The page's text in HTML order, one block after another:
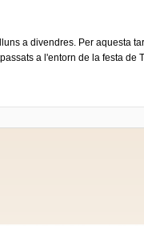
a divendres. Per aquesta
a l'entorn de la festa de